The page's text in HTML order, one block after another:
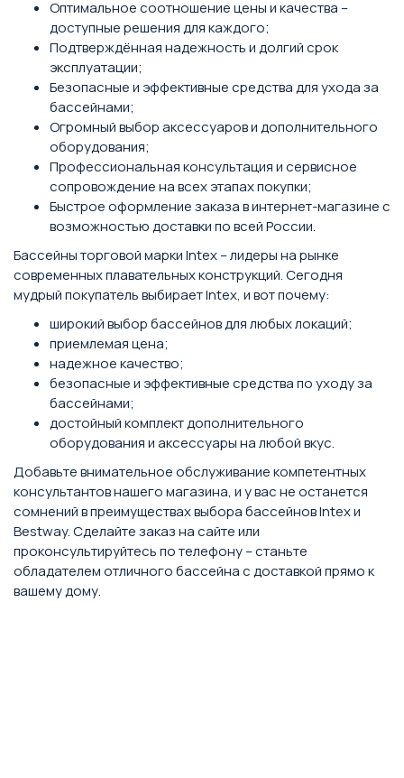
Оптимальное соотношение цены и качества –
доступные решения для каждого;
Подтверждённая надежность и долгий срок
эксплуатации;
Безопасные и эффективные средства для ухода за
бассейнами;
Огромный выбор аксессуаров и дополнительного
оборудования;
Профессиональная консультация и сервисное
сопровождение на всех этапах покупки;
Быстрое оформление заказа в интернет-магазине с
возможностью доставки по всей России.
Бассейны торговой марки Intex – лидеры на рынке
современных плавательных конструкций. Сегодня
мудрый покупатель выбирает Intex, и вот почему:
широкий выбор бассейнов для любых локаций;
приемлемая цена;
надежное качество;
безопасные и эффективные средства по уходу за
бассейнами;
достойный комплект дополнительного
оборудования и аксессуары на любой вкус.
Добавьте внимательное обслуживание компетентных
консультантов нашего магазина, и у вас не останется
сомнений в преимуществах выбора бассейнов Intex и
Bestway. Сделайте заказ на сайте или
проконсультируйтесь по телефону – станьте
обладателем отличного бассейна с доставкой прямо к
вашему дому.